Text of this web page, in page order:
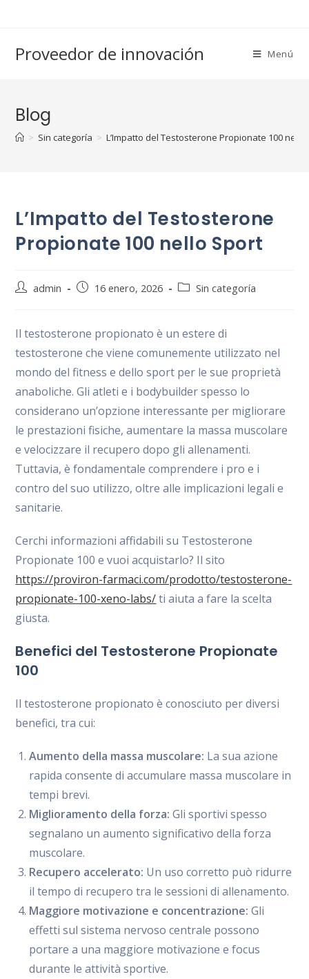
Proveedor de innovación Menú
Blog
> Sin categoría > L’Impatto del Testosterone Propionate 100 nello
L’Impatto del Testosterone
Propionate 100 nello Sport
Autor
entrada:
admin
Publicación
entrada:
16 enero, 2026
Categoría
entrada:
Sin categoría
Il testosterone propionato è un estere di
testosterone che viene comunemente utilizzato nel
mondo del fitness e dello sport per le sue proprietà
anaboliche. Gli atleti e i bodybuilder spesso lo
considerano un’opzione interessante per migliorare
le prestazioni fisiche, aumentare la massa muscolare
e velocizzare il recupero dopo gli allenamenti.
Tuttavia, è fondamentale comprendere i pro e i
contro del suo utilizzo, oltre alle implicazioni legali e
sanitarie.
Cerchi informazioni affidabili su Testosterone
Propionate 100 e vuoi acquistarlo? Il sito
https://proviron-farmaci.com/prodotto/testosterone-
propionate-100-xeno-labs/ti aiuta a fare la scelta
giusta.
Benefici del Testosterone Propionate
100
Il testosterone propionato è conosciuto per diversi
benefici, tra cui:
Aumento della massa muscolare: La sua azione
rapida consente di accumulare massa muscolare in
tempi brevi.
Miglioramento della forza: Gli sportivi spesso
segnalano un aumento significativo della forza
muscolare.
Recupero accelerato: Un uso corretto può ridurre
il tempo di recupero tra le sessioni di allenamento.
Maggiore motivazione e concentrazione: Gli
effetti sul sistema nervoso centrale possono
portare a una maggiore motivazione e focus
durante le attività sportive.